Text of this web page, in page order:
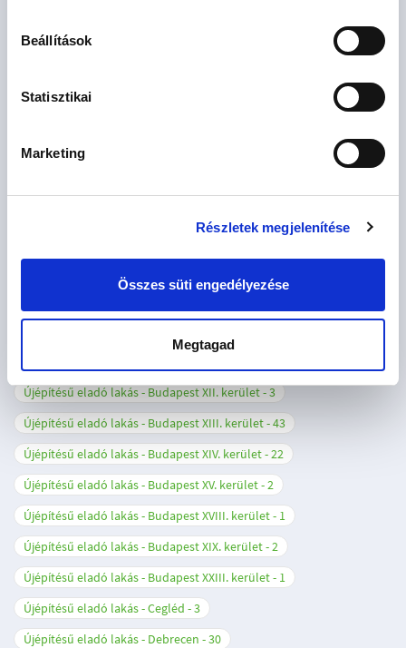
Beállítások
Statisztikai
Marketing
Részletek megjelenítése
Összes süti engedélyezése
Megtagad
Újépítésű eladó lakás - Budapest III. kerület
Újépítésű eladó lakás - Budapest VII. kerület
5
Újépítésű eladó lakás - Budapest XII. kerület 3
Újépítésű eladó lakás - Budapest XIII. kerület 43
Újépítésű eladó lakás - Budapest XIV. kerület 22
Újépítésű eladó lakás - Budapest XV. kerület 2
Újépítésű eladó lakás - Budapest XVIII. kerület
1
Újépítésű eladó lakás - Budapest XIX. kerület 2
Újépítésű eladó lakás - Budapest XXIII. kerület
1
Újépítésű eladó lakás - Cegléd
3
Újépítésű eladó lakás - Debrecen
30